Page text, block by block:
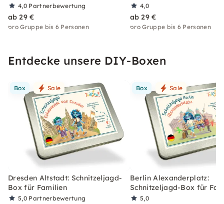
4,0 Partnerbewertung
ab 29 €
pro Gruppe bis 6 Personen
4,0
ab 29 €
pro Gruppe bis 6 Personen
Entdecke unsere DIY-Boxen
Box Sale
Dresden Altstadt: Schnitzeljagd-
Box für Familien
5,0 Partnerbewertung
Box Sale
Berlin Alexanderplatz:
Schnitzeljagd-Box für
5,0